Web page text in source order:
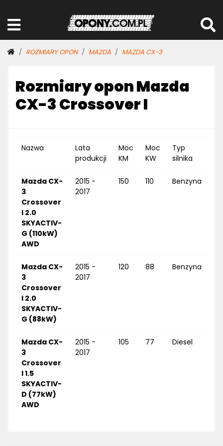
ROZMIARY OPON MAZDA MAZDA CX-3
Rozmiary opon Mazda
CX-3 Crossover I
Nazwa
Lata
produkcji
Moc
KM
Moc
KW
Typ
silnika
Mazda CX-
3
Crossover
I 2.0
SKYACTIV-
G (110kW)
AWD
2015 -
2017
150 110 Benzyna
Mazda CX-
3
Crossover
I 2.0
SKYACTIV-
G (88kW)
2015 -
2017
120 88 Benzyna
Mazda CX-
3
Crossover
I 1.5
SKYACTIV-
D (77kW)
AWD
2015 -
2017
105 77 Diesel